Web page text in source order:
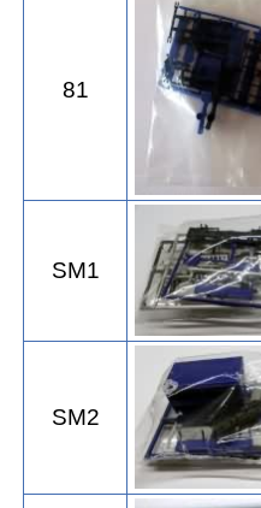
81
SM1
SM2